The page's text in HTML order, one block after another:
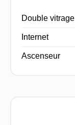
Double vitrage
Internet
Ascenseur